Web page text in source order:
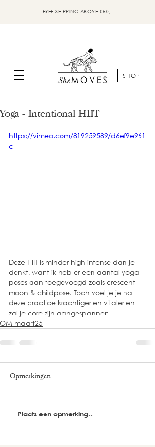
FREE SHIPPING ABOVE €50,-
SHOP
Yoga - Intentional HIIT
https://vimeo.com/819259589/d6ef9e961
c
Deze HIIT is minder high intense dan je
denkt, want ik heb er een aantal yoga
poses aan toegevoegd zoals crescent
moon & childpose. Toch voel je je na
deze practice krachtiger en vitaler en
zal je core zijn aangespannen.
OM-maart25
Opmerkingen
Plaats een opmerking...